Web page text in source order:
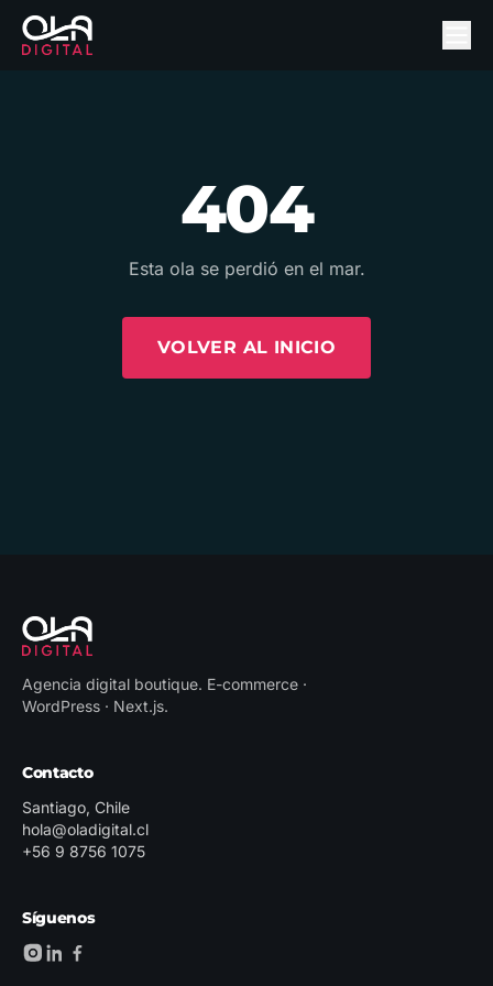
404
Esta ola se perdió en el mar.
VOLVER AL INICIO
Agencia digital boutique. E-commerce ·
WordPress · Next.js.
Contacto
Santiago, Chile
hola@oladigital.cl
+56 9 8756 1075
Síguenos